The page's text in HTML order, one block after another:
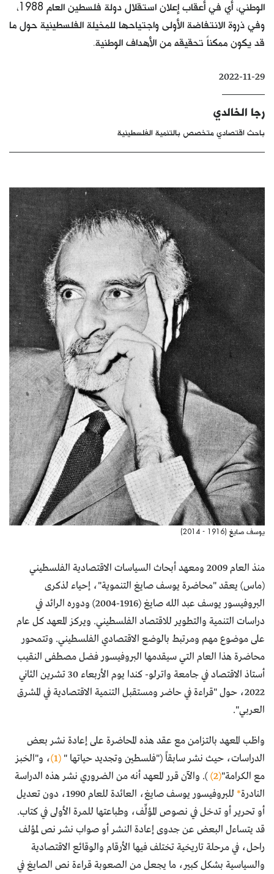
كتّابنا
الأرشيف
الوطني، أي في أعقاب إعلان استقلال دولة فلسطين العام 1988،
وفي ذروة الانتفاضة الأولى واجتياحها للمخيلة الفلسطينية حول ما
قد يكون ممكناً تحقيقه من الأهداف الوطنية.
2022-11-29
رجا الخالدي
باحث اقتصادي متخصص بالتنمية الفلسطينية
يوسف صايغ (1916 - 2014)
منذ العام 2009 ومعهد أبحاث السياسات الاقتصادية الفلسطيني
(ماس) يعقد "محاضرة يوسف صايغ التنموية"، إحياء لذكرى
البروفيسور يوسف عبد الله صايغ (1916-2004) ودوره الرائد في
دراسات التنمية والتطوير للاقتصاد الفلسطيني. ويركز المعهد كل عام
على موضوع مهم ومرتبط بالوضع الاقتصادي الفلسطيني. وتتمحور
محاضرة هذا العام التي سيقدمها البروفيسور فضل مصطفى النقيب
أستاذ الاقتصاد في جامعة واترلو- كندا يوم الأربعاء 30 تشرين الثاني
2022، حول "قراءة في حاضر ومستقبل التنمية الاقتصادية في المشرق
العربي".
واظب المعهد بالتزامن مع عقد هذه المحاضرة على إعادة نشر بعض
الدراسات، حيث نشر سابقاً ("فلسطين وتجديد حياتها " (1)
، و"الخبز
مع الكرامة"(2)
). والآن قرر المعهد أنه من الضروري نشر هذه الدراسة
النادرة*
للبروفيسور يوسف صايغ، العائدة للعام 1990، دون تعديل
أو تحرير أو تدخل في نصوص المؤلِّف، وطباعتها للمرة الأولى في كتاب.
قد يتساءل البعض عن جدوى إعادة النشر أو صواب نشر نص لمؤلف
راحل، في مرحلة تاريخية تختلف فيها الأرقام والوقائع الاقتصادية
والسياسية بشكل كبير، ما يجعل من الصعوبة قراءة نص الصايغ في